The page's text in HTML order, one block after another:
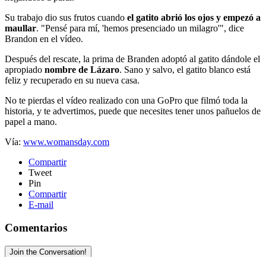
Su trabajo dio sus frutos cuando el gatito abrió los ojos y empezó a
maullar. "Pensé para mí, 'hemos presenciado un milagro'", dice
Brandon en el vídeo.
Después del rescate, la prima de Branden adoptó al gatito dándole el
apropiado nombre de Lázaro. Sano y salvo, el gatito blanco está
feliz y recuperado en su nueva casa.
No te pierdas el vídeo realizado con una GoPro que filmó toda la
historia, y te advertimos, puede que necesites tener unos pañuelos de
papel a mano.
Vía: www.womansday.com
Compartir
Tweet
Pin
Compartir
E-mail
Comentarios
Join the Conversation!